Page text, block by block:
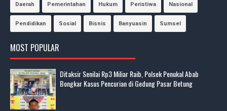
Daerah Pemerintahan Hukum Peristiwa Nasional
Pendidikan Sosial Bisnis Banyuasin Sumsel
MOST POPULAR
Ditaksir Senilai Rp3 Miliar Raib, Polsek Penukal Abab
Bongkar Kasus Pencurian di Gedung Pasar Betung